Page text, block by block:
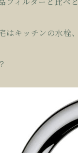
はキッチンの水栓